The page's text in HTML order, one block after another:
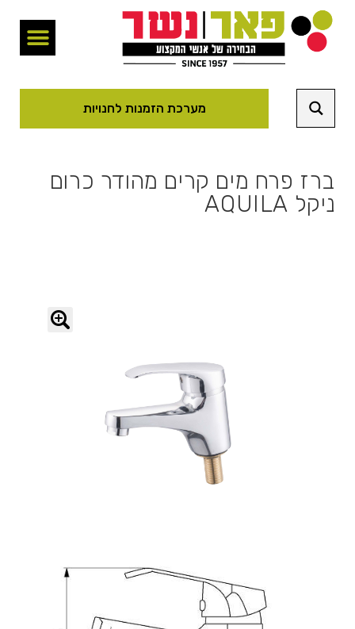
מערכת הזמנות לחנויות
ברז פרח מים קרים מהודר כרום
ניקל AQUILA